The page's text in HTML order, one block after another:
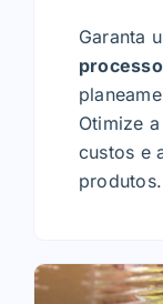
Garanta
Otimize
custos e
produtos.